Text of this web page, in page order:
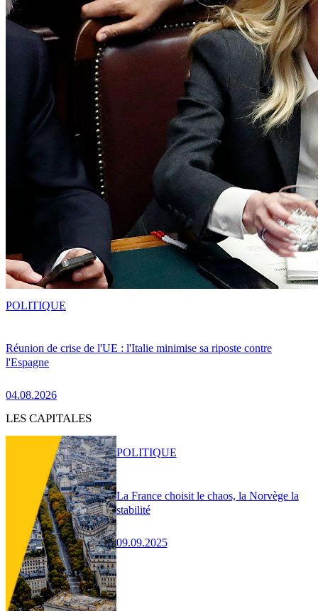
Réunion de crise de l'UE : l'Italie minimise sa riposte contre
l'Espagne
04.08.2026
POLITIQUE
LES CAPITALES
La France choisit le chaos, la Norvège la
stabilité
09.09.2025
POLITIQUE